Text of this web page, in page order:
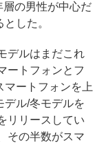
の男性が中心だ
した。
デルはまだこれ
ートフォンとフ
マートフォンを上
デル/冬モデルを
リリースしてい
その半数がスマ